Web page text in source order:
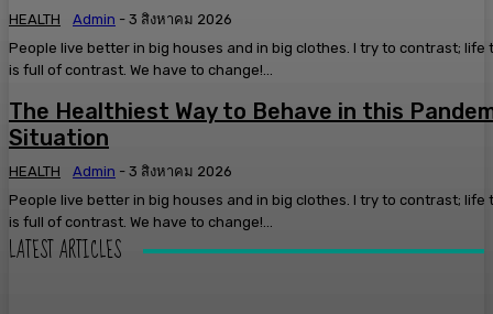
HEALTH Admin - 3 สิงหาคม 2026
People live better in big houses and in big clothes. I try to contrast; life
is full of contrast. We have to change!...
The Healthiest Way to Behave in this
Situation
HEALTH Admin - 3 สิงหาคม 2026
People live better in big houses and in big clothes. I try to contrast; life
is full of contrast. We have to change!...
LATEST ARTICLES